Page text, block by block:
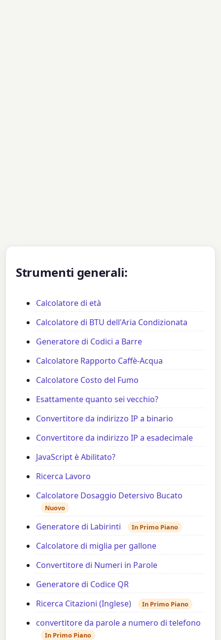
Strumenti generali:
Calcolatore di età
Calcolatore di BTU dell'Aria Condizionata
Generatore di Codici a Barre
Calcolatore Rapporto Caffè-Acqua
Calcolatore Costo del Fumo
Esattamente quanto sei vecchio?
Convertitore da indirizzo IP a binario
Convertitore da indirizzo IP a esadecimale
JavaScript è Abilitato?
Ricerca Lavoro
Calcolatore Dosaggio Detersivo Bucato
Nuovo
Generatore di Labirinti In Primo Piano
Calcolatore di miglia per gallone
Convertitore di Numeri in Parole
Generatore di Codice QR
Ricerca Citazioni (Inglese)
In Primo Piano
convertitore da parole a numero di telefono
In Primo Piano